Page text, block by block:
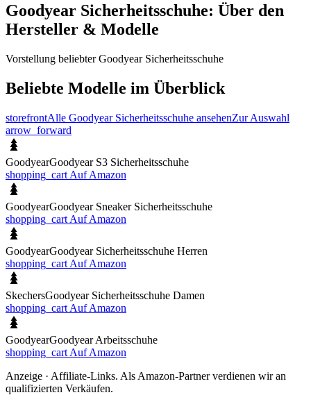
Goodyear Sicherheitsschuhe: Über den
Hersteller & Modelle
Vorstellung beliebter Goodyear Sicherheitsschuhe
Beliebte Modelle im Überblick
storefrontAlle Goodyear Sicherheitsschuhe ansehenZur Auswahl
arrow_forward
GoodyearGoodyear S3 Sicherheitsschuhe
shopping_cart Auf Amazon
GoodyearGoodyear Sneaker Sicherheitsschuhe
shopping_cart Auf Amazon
GoodyearGoodyear Sicherheitsschuhe Herren
shopping_cart Auf Amazon
SkechersGoodyear Sicherheitsschuhe Damen
shopping_cart Auf Amazon
GoodyearGoodyear Arbeitsschuhe
shopping_cart Auf Amazon
Anzeige · Affiliate-Links. Als Amazon-Partner verdienen wir an
qualifizierten Verkäufen.